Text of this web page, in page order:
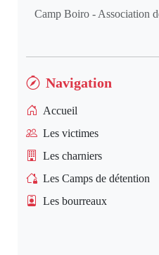
Camp Boiro - Association
Navigation
Accueil
Les victimes
Les charniers
Les Camps de détention
Les bourreaux